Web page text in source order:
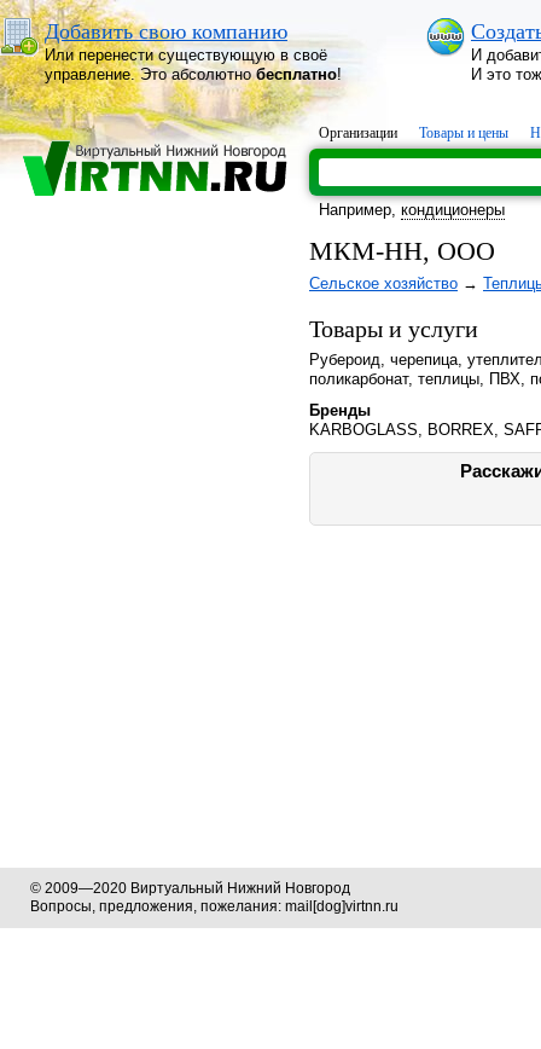
Добавить свою компанию
Или перенести существующую в своё
управление. Это абсолютнобесплатно!
И
И это
Организации Товары и цены
Например, кондиционеры
МКМ-НН, ООО
Сельское хозяйство →
Товары и услуги
Рубероид, черепица,
поликарбонат, теплицы, ПВХ,
Бренды
KARBOGLASS, BORREX,
© 2009—2020 Виртуальный Нижний Новгород
Вопросы, предложения, пожелания: mail[dog]virtnn.ru